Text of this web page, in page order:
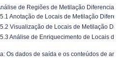
de Regiões de Metilação Diferencial
5.1 Anotação de Locais de Metilação
5.2 Visualização de Locais de Metilação
5.3 Análise de Enriquecimento de Locais de
Os dados de saída e os conteúdos de